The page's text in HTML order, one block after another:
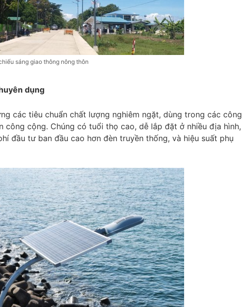
sáng giao thông nông thôn
dụng
các tiêu chuẩn chất lượng nghiêm ngặt, dùng trong các công
công cộng. Chúng có tuổi thọ cao, dễ lắp đặt ở nhiều địa hình,
đầu tư ban đầu cao hơn đèn truyền thống, và hiệu suất phụ